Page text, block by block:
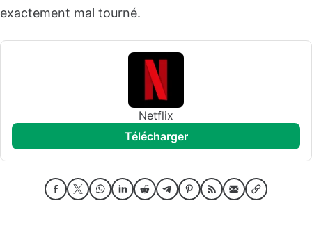
exactement mal tourné.
Netflix
télécharger